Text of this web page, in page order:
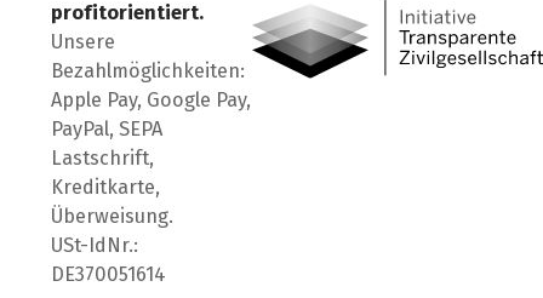
profitorientiert.
Unsere
Bezahlmöglichkeiten:
Apple Pay, Google Pay,
PayPal, SEPA
Lastschrift,
Kreditkarte,
Überweisung.
USt-IdNr.:
DE370051614